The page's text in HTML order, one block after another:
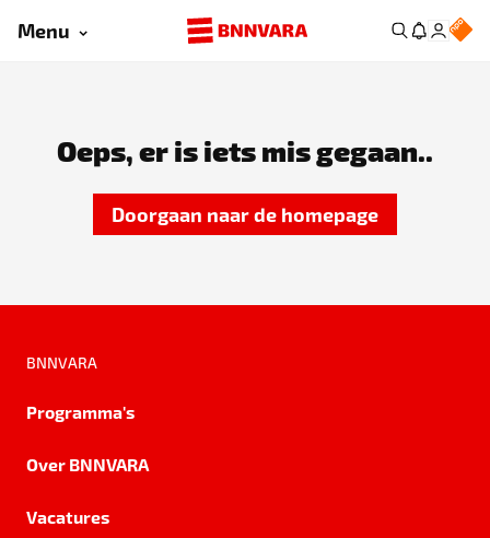
Menu
Oeps, er is iets mis gegaan..
Doorgaan naar de homepage
BNNVARA
Programma's
Over BNNVARA
Vacatures